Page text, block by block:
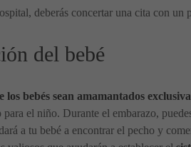
deberás concertar una cita con un
del bebé
los bebés sean amamantados
para el niño. Durante el embarazo,
a tu bebé a encontrar el pecho y